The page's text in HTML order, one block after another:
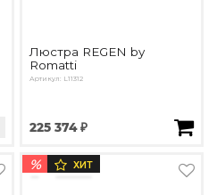
Люстра REGEN by
Romatti
Артикул: L11312
225 374 ₽
% ХИТ